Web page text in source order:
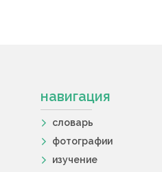
навигация
словарь
фотографии
изучение